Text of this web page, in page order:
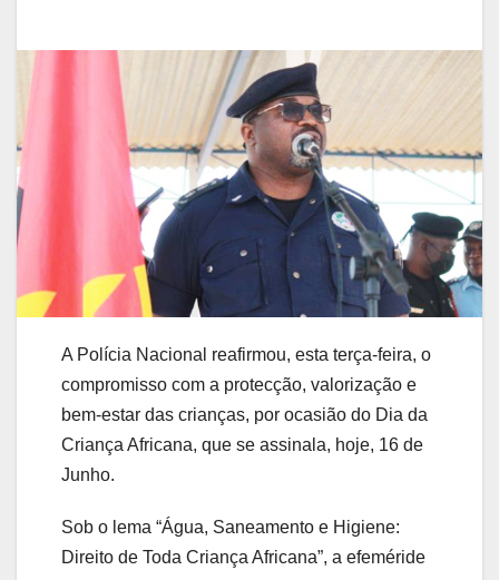
A Polícia Nacional reafirmou, esta terça-feira, o
compromisso com a protecção, valorização e
bem-estar das crianças, por ocasião do Dia da
Criança Africana, que se assinala, hoje, 16 de
Junho.
Sob o lema “Água, Saneamento e Higiene:
Direito de Toda Criança Africana”, a efeméride